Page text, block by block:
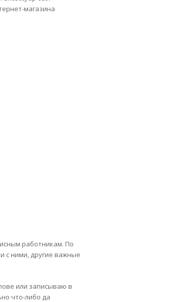
магазина
работникам. По
с ними, другие важные
или записываю в
что-либо да